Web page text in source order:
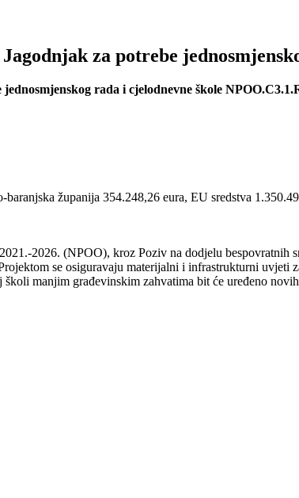
za potrebe
rada i cjelodnevne škole
županija 354.248,26 eura, EU sredstva
2026. (NPOO), kroz Poziv na dodjelu bespovratnih
se osiguravaju materijalni i infrastrukturni
manjim građevinskim zahvatima bit će uređeno